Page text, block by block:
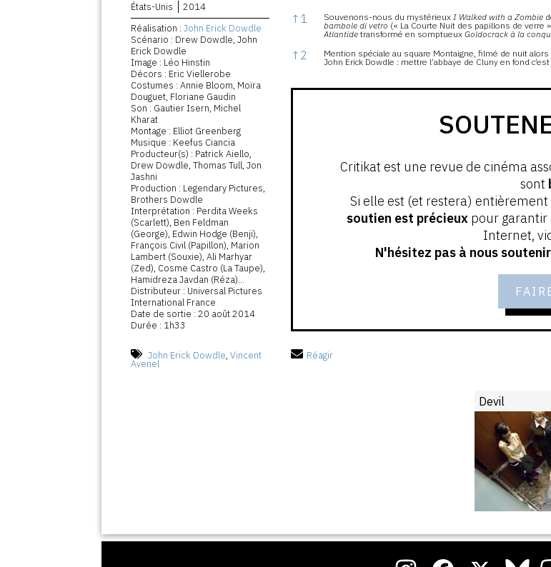
États-Unis
2014
Réalisation :John Erick Dowdle
Scénario : Drew Dowdle, John
Erick Dowdle
Image : Léo Hinstin
Décors : Eric Viellerobe
Costumes : Annie Bloom, Moïra
Douguet, Floriane Gaudin
Son : Gautier Isern, Michel
Kharat
Montage : Elliot Greenberg
Musique : Keefus Ciancia
Producteur(s) : Patrick Aiello,
Drew Dowdle, Thomas Tull, Jon
Jashni
Production : Legendary Pictures,
Brothers Dowdle
Interprétation : Perdita Weeks
(Scarlett), Ben Feldman
(George), Edwin Hodge (Benji),
François Civil (Papillon), Marion
Lambert (Souxie), Ali Marhyar
(Zed), Cosme Castro (La Taupe),
Hamidreza Javdan (Réza)...
Distributeur : Universal Pictures
International France
Date de sortie : 20 août 2014
Durée : 1h33
John Erick Dowdle,Vincent
Avenel
Notes
↑ 1 Souvenons-nous du mystérieuxI Walked with a Zombie
bambole di vetro (« La Courte Nuit des papillons de verre
Atlantide transformé en somptueuxGoldocrack à la
↑ 2
Mention spéciale au square Montaigne, filmé de nuit
John Erick Dowdle : mettre l’abbaye de Cluny en fond
Critikat est une revue de cinéma
sont
Si elle est (et restera)
soutien est précieux pour garantir
Internet,
N'hésitez pas à nous
Réagir
Devil